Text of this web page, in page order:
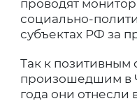
проводят
социально-
субъектах РФ за
Так к позитивным
произошедшим в
года они отнесли